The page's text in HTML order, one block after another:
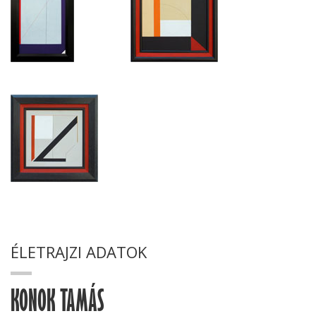
ÉLETRAJZI ADATOK
KONOK TAMÁS